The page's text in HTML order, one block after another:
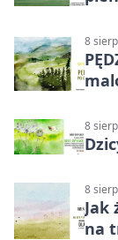
8
8
8
Jak
na